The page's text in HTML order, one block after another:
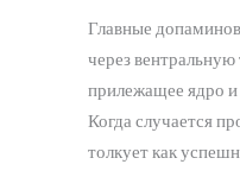
Главные
через
прилежащее ядро
Когда случается
толкует как